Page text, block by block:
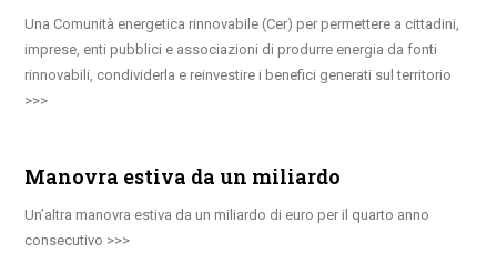
Una Comunità energetica rinnovabile (Cer) per permettere a cittadini,
imprese, enti pubblici e associazioni di produrre energia da fonti
rinnovabili, condividerla e reinvestire i benefici generati sul territorio
Manovra estiva da un miliardo
Un’altra manovra estiva da un miliardo di euro per il quarto anno
consecutivo